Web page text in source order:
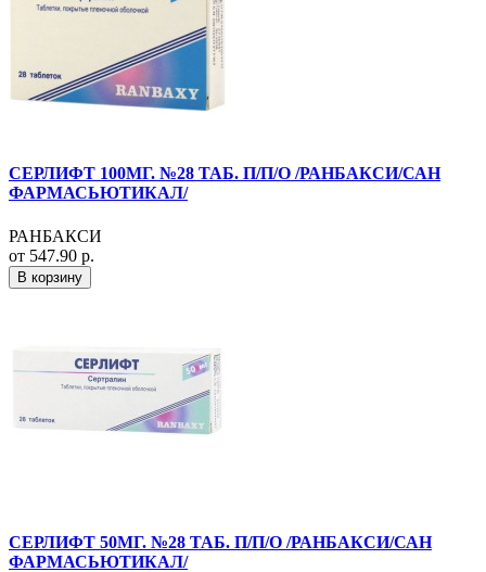
СЕРЛИФТ 100МГ. №28 ТАБ. П/П/О /РАНБАКСИ/САН
ФАРМАСЬЮТИКАЛ/
РАНБАКСИ
от 547.90 р.
В корзину
СЕРЛИФТ 50МГ. №28 ТАБ. П/П/О /РАНБАКСИ/САН
ФАРМАСЬЮТИКАЛ/